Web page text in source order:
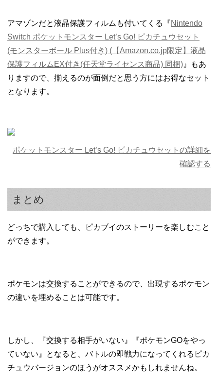
アマゾンだと液晶保護フィルムも付いてくる『Nintendo
Switch ポケットモンスター Let’s Go! ピカチュウセット
(モンスターボール Plus付き) (【Amazon.co.jp限定】液晶
保護フィルムEX付き(任天堂ライセンス商品) 同梱) 』もあ
りますので、揃えるのが面倒だと思う方にはお得なセット
となります。
ポケットモンスター Let’s Go! ピカチュウセットの詳細を
確認する
まとめ
どっちで購入しても、ピカブイのストーリーを楽しむこと
ができます。
ポケモンは交換することができるので、出現するポケモン
の違いを埋めることは可能です。
しかし、『交換する相手がいない』『ポケモンGOをやっ
ていない』となると、バトルの即戦力になってくれるピカ
チュウバージョンのほうがオススメかもしれませんね。